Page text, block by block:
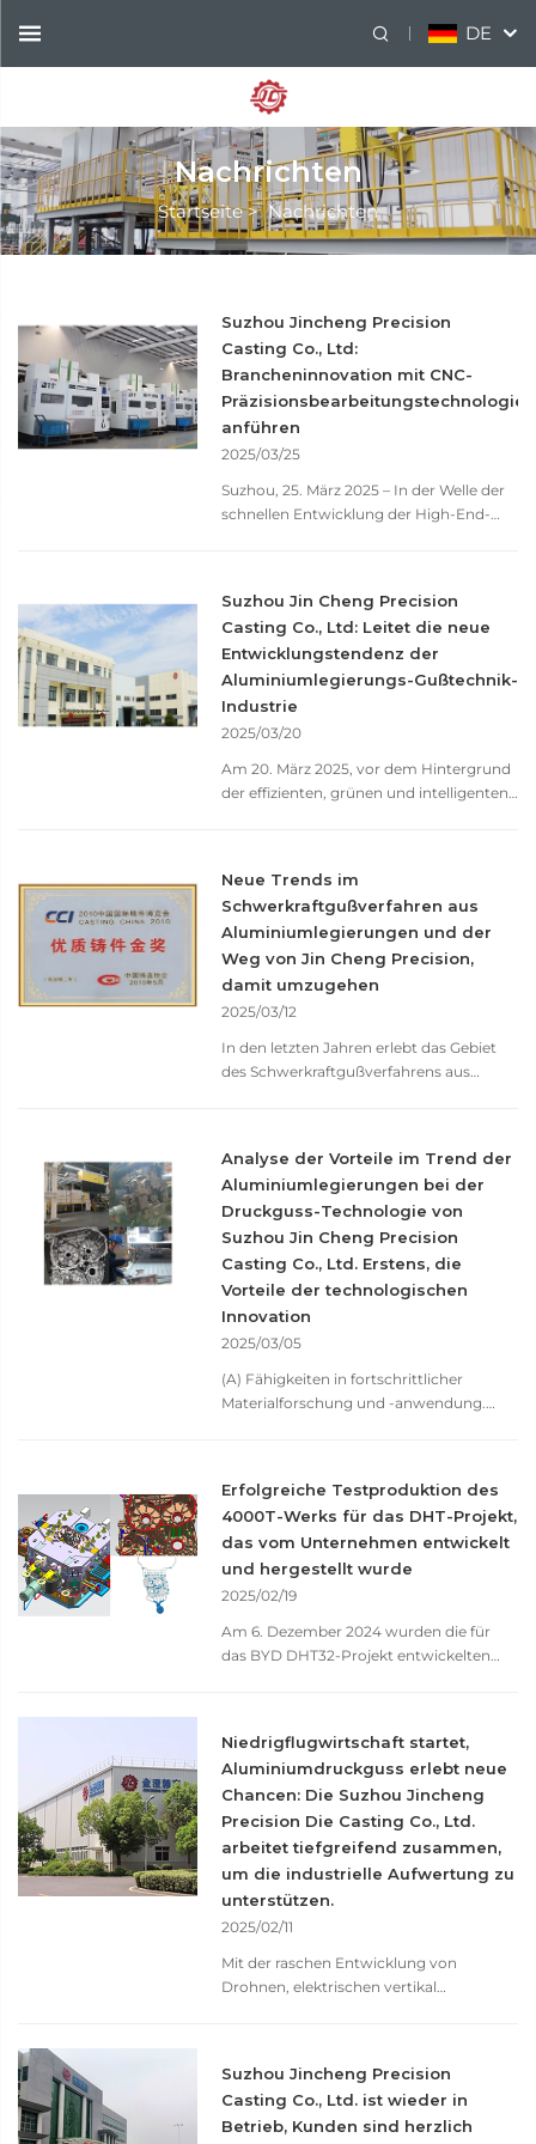
DE
Nachrichten
Startseite>Nachrichten
Suzhou Jincheng Precision
Casting Co., Ltd:
Brancheninnovation mit CNC-
Präzisionsbearbeitungstechnologie
anführen
2025/03/25
Suzhou, 25. März 2025 – In der Welle der
schnellen Entwicklung der High-End-
bezeichnet) dank ihres technologischen
Kernvorteils im Bereich der... über
einzigartige Wettbewerbsvorteile.
Suzhou Jin Cheng Precision
Casting Co., Ltd: Leitet die neue
Entwicklungstendenz der
Aluminiumlegierungs-Gußtechnik-
Industrie
2025/03/20
Am 20. März 2025, vor dem Hintergrund
der effizienten, grünen und intelligenten
dank ihrer Vorteile von Leichtgewicht,
hoher Festigkeit und Umweltschutz den
Durchbruch geschafft...
Neue Trends im
Schwerkraftgußverfahren aus
Aluminiumlegierungen und der
Weg von Jin Cheng Precision,
damit umzugehen
2025/03/12
In den letzten Jahren erlebt das Gebiet
des Schwerkraftgußverfahrens aus
Materialinnovationen steigt mit der
Erhöhung der
Produktleistungsanforderungen in
verschiedenen Industrien die Nachfrage
nach neuen...
Analyse der Vorteile im Trend der
Aluminiumlegierungen bei der
Druckguss-Technologie von
Suzhou Jin Cheng Precision
Casting Co., Ltd. Erstens, die
Vorteile der technologischen
Innovation
2025/03/05
(A) Fähigkeiten in fortschrittlicher
Materialforschung und -anwendung.
Aluminiumlegierungen. Das
Unternehmen hat eine spezialisierte
Materialforschungsabteilung
eingerichtet...
Erfolgreiche Testproduktion des
4000T-Werks für das DHT-Projekt,
das vom Unternehmen entwickelt
und hergestellt wurde
2025/02/19
Am 6. Dezember 2024 wurden die für
das BYD DHT32-Projekt entwickelten
erfolgreich in Xuzhou Jincheng in die
Probebetriebsphase eingeführt. BYD
führt in der DHT-Technologie im Inland
an, seine „duale Motor DHT Hy...“-
Technologie hat sich als bahnbrechend
erwiesen.
Niedrigflugwirtschaft startet,
Aluminiumdruckguss erlebt neue
Chancen: Die Suzhou Jincheng
Precision Die Casting Co., Ltd.
arbeitet tiefgreifend zusammen,
um die industrielle Aufwertung zu
unterstützen.
2025/02/11
Mit der raschen Entwicklung von
Drohnen, elektrischen vertikal
Triebwerk des weltweiten
Wirtschaftswachstums geworden.
Aluminiumlegierungsdruckgusserzeugni
Suzhou Jincheng Precision
Casting Co., Ltd. ist wieder in
Betrieb, Kunden sind herzlich